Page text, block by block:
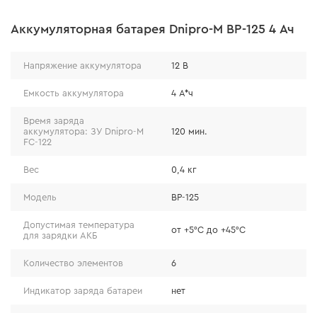
Аккумуляторная батарея Dnipro-M BP-125 4 Ач
Напряжение аккумулятора 12 В
Емкость аккумулятора 4 А*ч
Время заряда
аккумулятора: ЗУ Dnipro-M
FC-122
120 мин.
Вес 0,4 кг
Модель BP-125
Допустимая температура
для зарядки АКБ
от +5°С до +45°С
Количество элементов 6
Индикатор заряда батареи нет